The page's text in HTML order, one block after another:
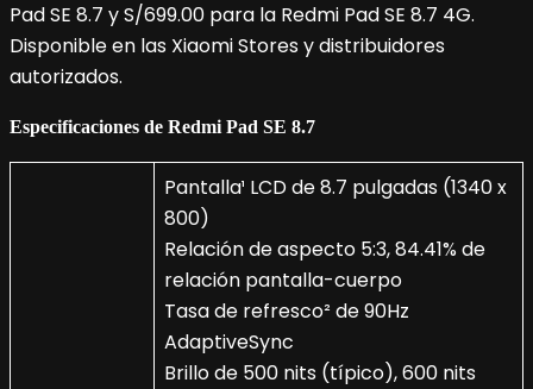
Pad SE 8.7 y S/699.00 para la Redmi Pad SE 8.7 4G.
Disponible en las Xiaomi Stores y distribuidores
autorizados.
Especificaciones de Redmi Pad SE 8.7
Pantalla¹ LCD de 8.7 pulgadas (1340 x
800)
Relación de aspecto 5:3, 84.41% de
relación pantalla-cuerpo
Tasa de refresco² de 90Hz
AdaptiveSync
Brillo de 500 nits (típico), 600 nits